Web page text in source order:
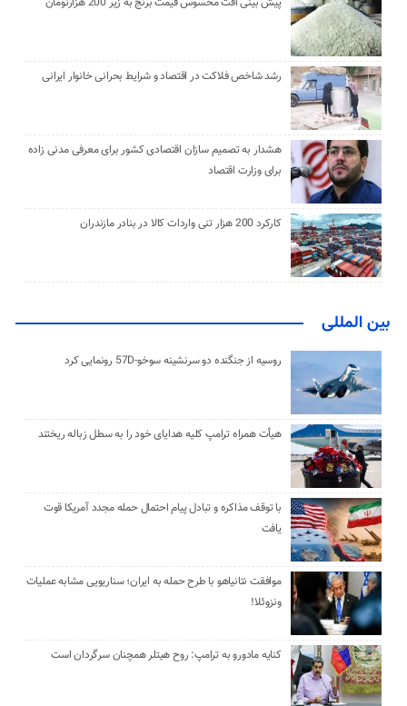
رشد شاخص فلاکت در اقتصاد و شرایط بحرانی خانوار ایرانی
هشدار به تصمیم سازان اقتصادی کشور برای معرفی مدنی زاده
برای وزارت اقتصاد
کارکرد 200 هزار تنی واردات کالا در بنادر مازندران
بین المللی
روسیه از جنگنده دو سرنشینه سوخو-57D رونمایی کرد
هیأت همراه ترامپ کلیه هدایای خود را به سطل زباله ریختند
با توقف مذاکره و تبادل پیام احتمال حمله مجدد آمریکا قوت
یافت
موافقت نتانیاهو با طرح حمله به ایران؛ سناریویی مشابه عملیات
ونزوئلا!
کنایه مادورو به ترامپ: روح هیتلر همچنان سرگردان است